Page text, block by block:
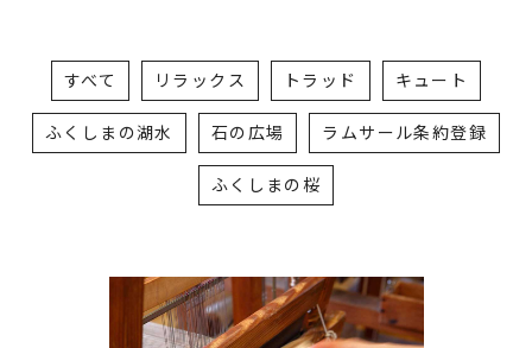
すべて リラックス トラッド キュート
ふくしまの湖水 石の広場 ラムサール条約登録
ふくしまの桜